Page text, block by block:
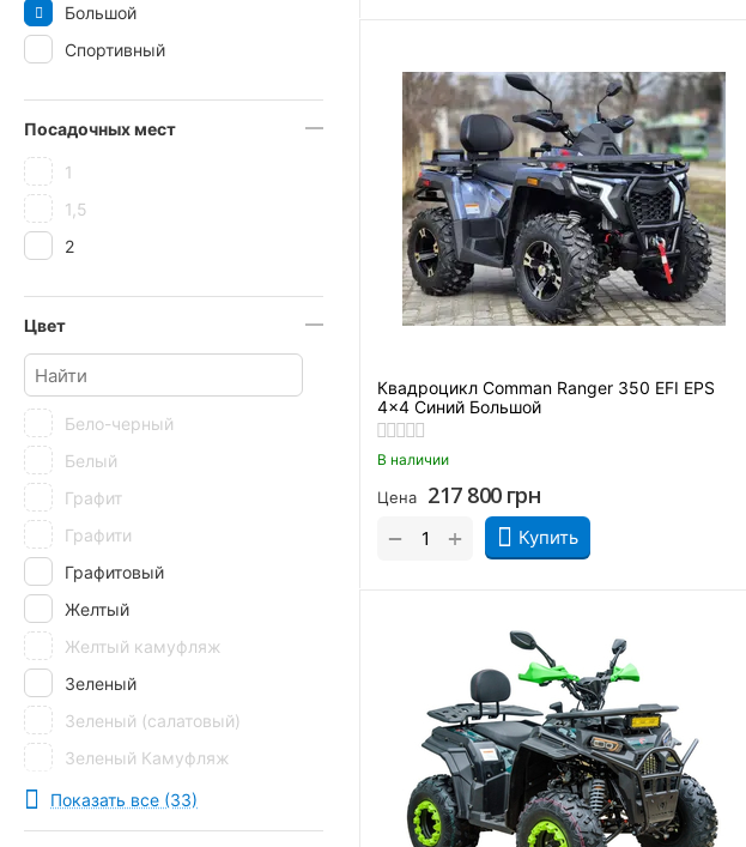
Квадроцикл Comman Ranger 350 EFI EPS
4×4 Синий Большой
В наличии
Цена 217 800 грн
Купить
+
−
Большой
Спортивный
Посадочных мест
1
1,5
2
Цвет
Бело-черный
Белый
Графит
Графити
Графитовый
Желтый
Желтый камуфляж
Зеленый
Зеленый (салатовый)
Зеленый Камуфляж
зеленый камуфляж
Камо
Показать все (33)